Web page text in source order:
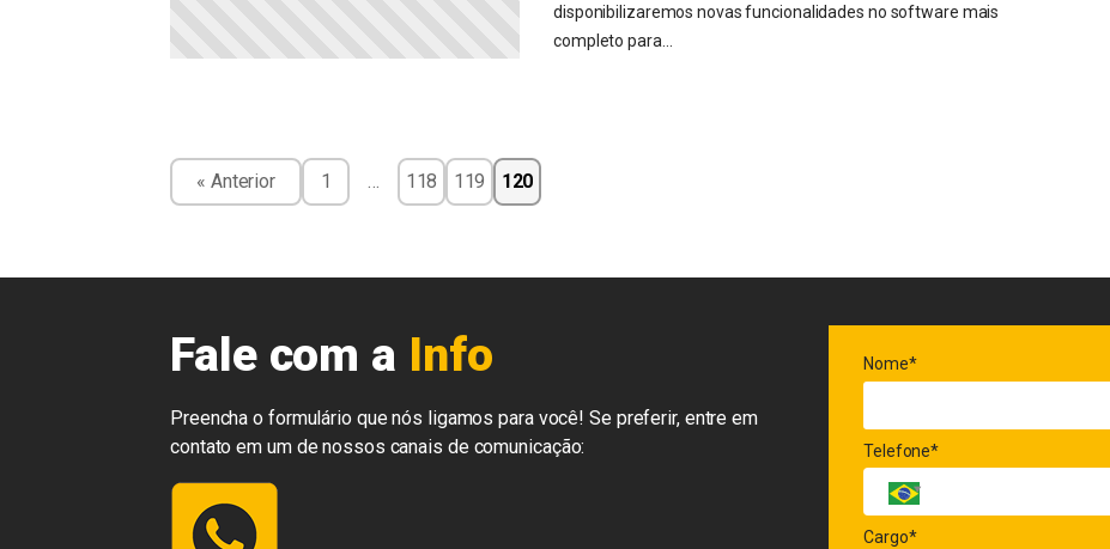
disponibilizaremos novas funcionalidades no software mais
completo para...
« Anterior 1 … 118 119 120
Fale com a Info
Preencha o formulário que nós ligamos para você! Se preferir, entre em
contato em um de nossos canais de comunicação:
Nome*
Telefone*
Cargo*